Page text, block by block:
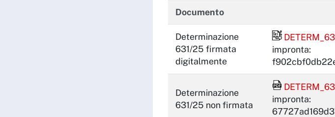
Documento
Determinazione
631/25 firmata
digitalmente
File firmato
impronta:
Determinazione
631/25 non firmata
File Acrobat
impronta: